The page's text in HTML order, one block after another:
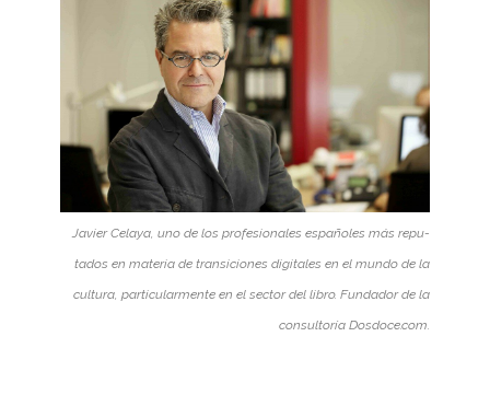
Javier Celaya, uno de los pro­fe­sio­na­les espa­ño­les más repu­
tados en mate­ria de tran­si­cio­nes digi­ta­les en el mundo de la
cul­tura, par­ti­cu­lar­mente en el sec­tor del libro. Fun­da­dor de la
con­sul­to­ría Dos​doce​.com.